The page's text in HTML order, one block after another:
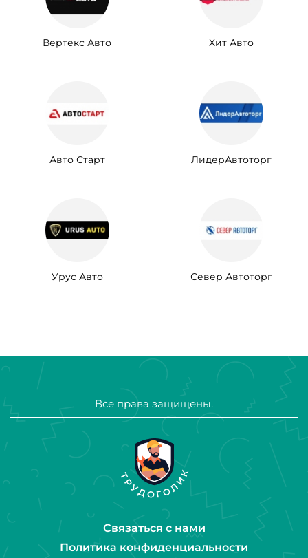
Вертекс Авто Хит Авто
Авто Старт ЛидерАвтоторг
Урус Авто Север Автоторг
Все права защищены.
Связаться с нами
Политика конфиденциальности